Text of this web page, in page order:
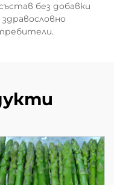
без добавки